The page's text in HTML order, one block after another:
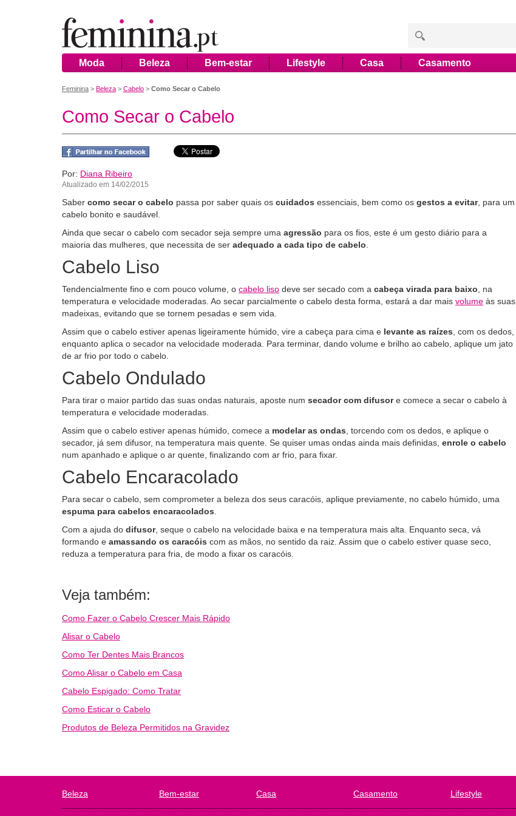
Moda Beleza Bem-estar Lifestyle Casa Casamento
Feminina > Beleza > Cabelo > Como Secar o Cabelo
Como Secar o Cabelo
Por: Diana Ribeiro
Atualizado em 14/02/2015
Saber como secar o cabelo passa por saber quais os cuidados essenciais, bem como os gestos a evitar, para um
cabelo bonito e saudável.
Ainda que secar o cabelo com secador seja sempre uma agressão para os fios, este é um gesto diário para a
maioria das mulheres, que necessita de ser adequado a cada tipo de cabelo
Cabelo Liso
Tendencialmente fino e com pouco volume, o cabelo liso deve ser secado com a cabeça virada para baixo , na
temperatura e velocidade moderadas. Ao secar parcialmente o cabelo desta forma, estará a dar mais volume às suas
madeixas, evitando que se tornem pesadas e sem vida.
Assim que o cabelo estiver apenas ligeiramente húmido, vire a cabeça para cima e levante as raízes , com os dedos,
enquanto aplica o secador na velocidade moderada. Para terminar, dando volume e brilho ao cabelo, aplique um jato
de ar frio por todo o cabelo.
Cabelo Ondulado
Para tirar o maior partido das suas ondas naturais, aposte num secador com difusore comece a secar o cabelo à
temperatura e velocidade moderadas.
Assim que o cabelo estiver apenas húmido, comece a modelar as ondas , torcendo com os dedos, e aplique o
secador, já sem difusor, na temperatura mais quente. Se quiser umas ondas ainda mais definidas, enrole o cabelo
num apanhado e aplique o ar quente, finalizando com ar frio, para fixar.
Cabelo Encaracolado
Para secar o cabelo, sem comprometer a beleza dos seus caracóis, aplique previamente, no cabelo húmido, uma
espuma para cabelos encaracolados
Com a ajuda do difusor, seque o cabelo na velocidade baixa e na temperatura mais alta. Enquanto seca, vá
formando e amassando os caracóis com as mãos, no sentido da raiz. Assim que o cabelo estiver quase seco,
reduza a temperatura para fria, de modo a fixar os caracóis.
Veja também:
Como Fazer o Cabelo Crescer Mais Rápido
Alisar o Cabelo
Como Ter Dentes Mais Brancos
Como Alisar o Cabelo em Casa
Cabelo Espigado: Como Tratar
Como Esticar o Cabelo
Produtos de Beleza Permitidos na Gravidez
Beleza Bem-estar Casa Casamento Lifestyle